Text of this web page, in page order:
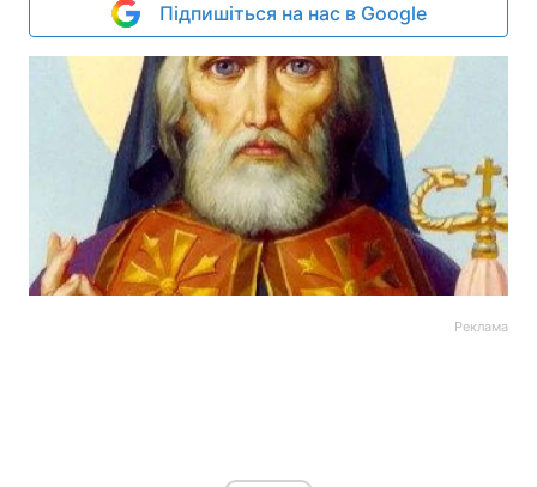
Підпишіться на нас в Google
Реклама